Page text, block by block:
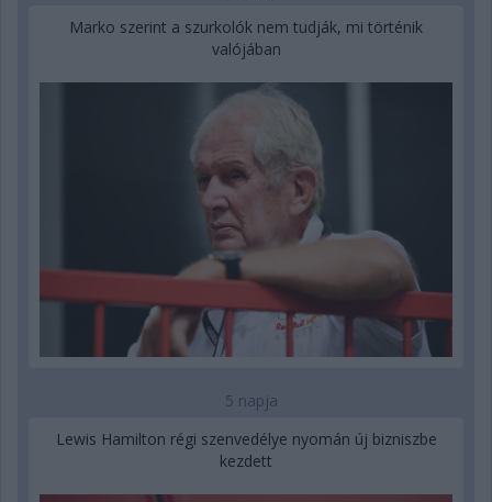
Marko szerint a szurkolók nem tudják, mi történik
valójában
5 napja
Lewis Hamilton régi szenvedélye nyomán új bizniszbe
kezdett